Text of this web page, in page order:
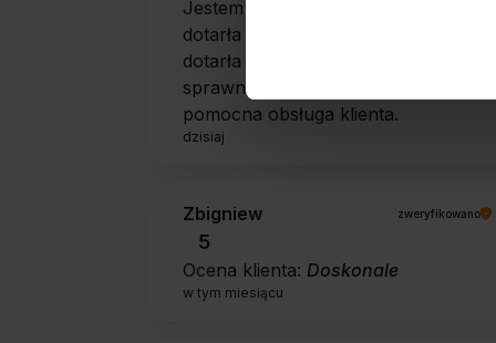
Jestem zaskoczona, że ta paczka
dotarła do mnie tak szybko. Paczka
dotarła cała i zdrowa. Szybko,
sprawnie, bez problemów. Bardzo
pomocna obsługa klienta.
dzisiaj
Zbigniew zweryfikowano
5
Ocena klienta: Doskonale
w tym miesiącu